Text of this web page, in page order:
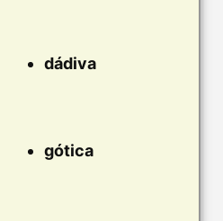
dádiva
gótica